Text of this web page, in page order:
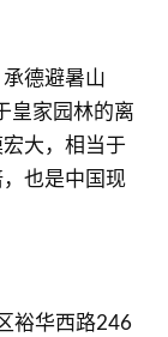
德避暑山
皇家园林的离
大，相当于
也是中国现
裕华西路246